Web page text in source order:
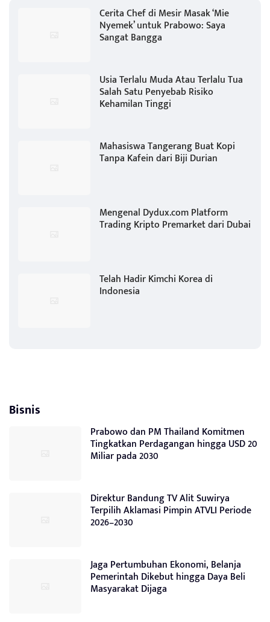
Cerita Chef di Mesir Masak ‘Mie
Nyemek’ untuk Prabowo: Saya
Sangat Bangga
Usia Terlalu Muda Atau Terlalu Tua
Salah Satu Penyebab Risiko
Kehamilan Tinggi
Mahasiswa Tangerang Buat Kopi
Tanpa Kafein dari Biji Durian
Mengenal Dydux.com Platform
Trading Kripto Premarket dari Dubai
Telah Hadir Kimchi Korea di
Indonesia
Bisnis
Prabowo dan PM Thailand Komitmen
Tingkatkan Perdagangan hingga USD 20
Miliar pada 2030
Direktur Bandung TV Alit Suwirya
Terpilih Aklamasi Pimpin ATVLI Periode
2026–2030
Jaga Pertumbuhan Ekonomi, Belanja
Pemerintah Dikebut hingga Daya Beli
Masyarakat Dijaga